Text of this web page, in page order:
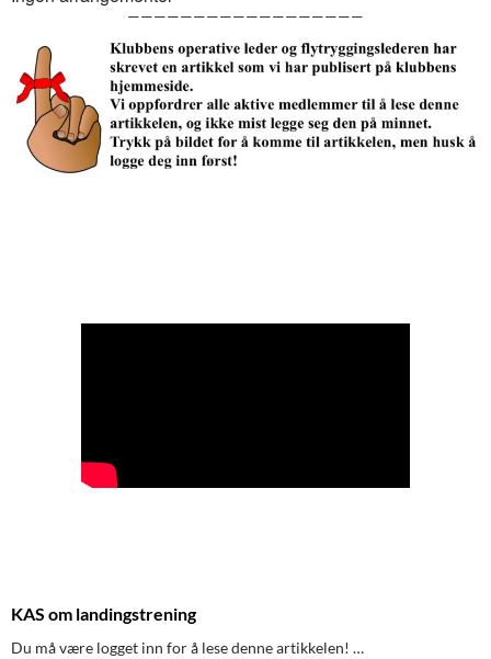
——————————————————
KAS om landingstrening
Du må være logget inn for å lese denne artikkelen! …